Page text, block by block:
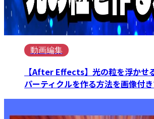
動画編集
【After Effects】光の粒を浮かせ
パーティクルを作る方法を画像付